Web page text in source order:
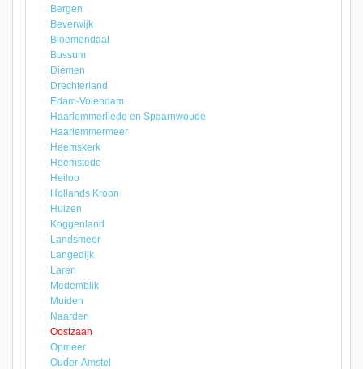
Bergen
Beverwijk
Bloemendaal
Bussum
Diemen
Drechterland
Edam-Volendam
Haarlemmerliede en Spaarnwoude
Haarlemmermeer
Heemskerk
Heemstede
Heiloo
Hollands Kroon
Huizen
Koggenland
Landsmeer
Langedijk
Laren
Medemblik
Muiden
Naarden
Oostzaan
Opmeer
Ouder-Amstel